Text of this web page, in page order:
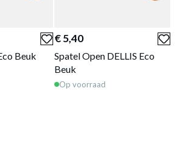
Beuk
€ 5,40
Spatel Open DELLIS Eco
Beuk
Op voorraad
en excl. verzendkosten